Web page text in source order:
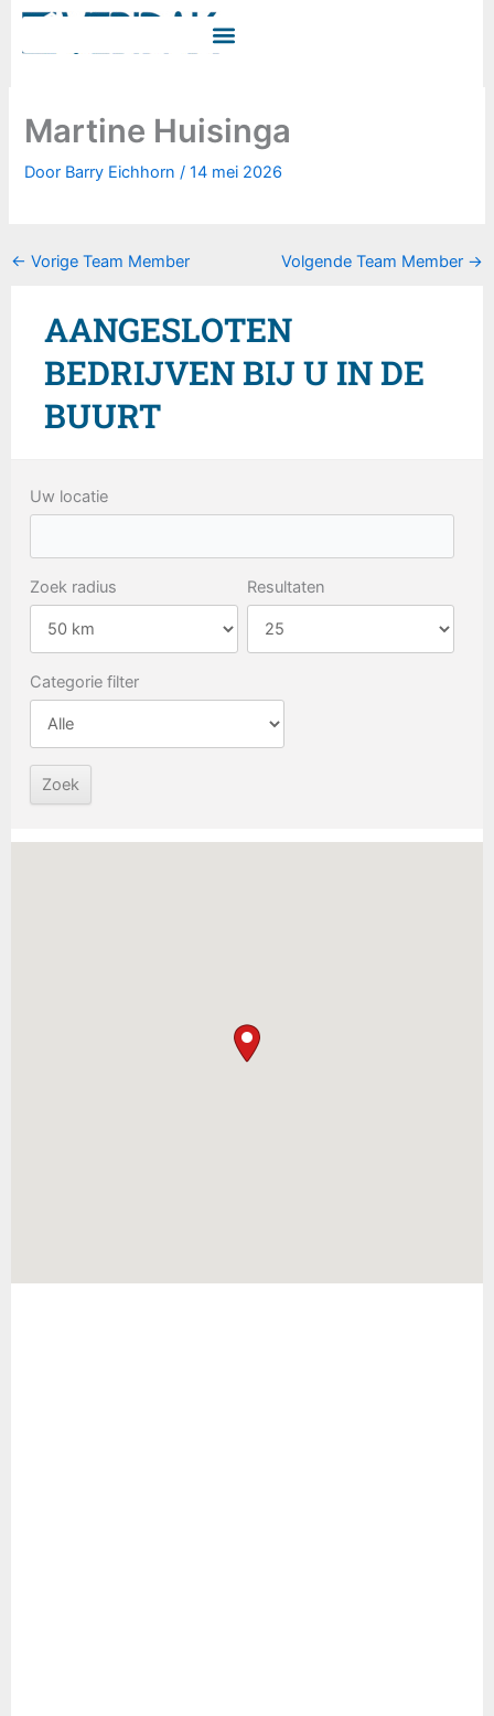
Martine Huisinga
Door Barry Eichhorn/14 mei 2026
← Vorige Team Member Volgende Team Member →
AANGESLOTEN
BEDRIJVEN BIJ U IN DE
BUURT
Uw locatie
Zoek radius Resultaten
Categorie filter